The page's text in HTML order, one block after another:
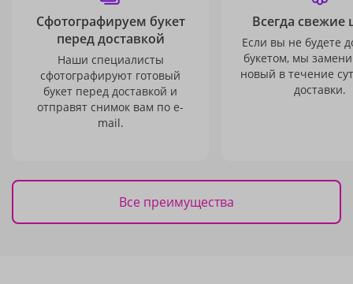
Сфотографируем букет
перед доставкой
Наши специалисты
сфотографируют готовый
букет перед доставкой и
отправят снимок вам по e-
mail.
Всегда свежие
Если вы не будете
букетом, мы
новый в течение
доставки.
Все преимущества